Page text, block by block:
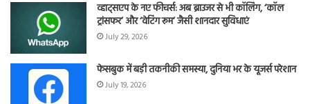
व्हाट्सएप के नए फीचर्स: अब ब्राउजर से भी कॉलिंग, ‘कॉल
ट्रांसफर’ और ‘वेटिंग रूम’ जैसी शानदार सुविधाएं
July 29, 2026
फेसबुक में बड़ी तकनीकी समस्या, दुनिया भर के यूजर्स परेशान
July 19, 2026